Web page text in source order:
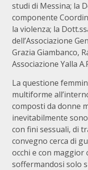
studi di Messina; la
componente
la violenza; la
dell’Associazione
Grazia Giambanco,
Associazione Yalla
La questione
multiforme
composti da donne
inevitabilmente
con fini sessuali, di
convegno cerca di
occhi e con maggior
soffermandosi solo